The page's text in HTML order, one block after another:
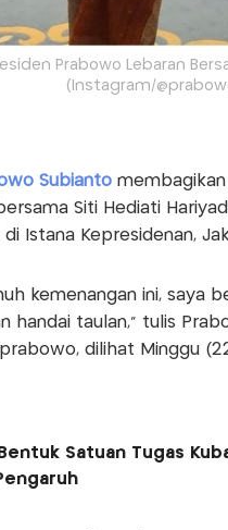
Prabowo Lebaran
(Instagram/
Subiantomembagikan
Siti Hediati
Istana Kepresidenan,
kemenangan ini, saya
handai taulan," tulis
dilihat Minggu
Satuan Tugas